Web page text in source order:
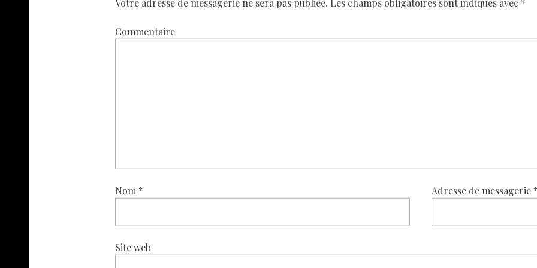
Votre adresse de messagerie ne sera pas publiée. Les champs obligatoires sont indiqués avec *
Commentaire
Nom * Adresse de messagerie
Site web